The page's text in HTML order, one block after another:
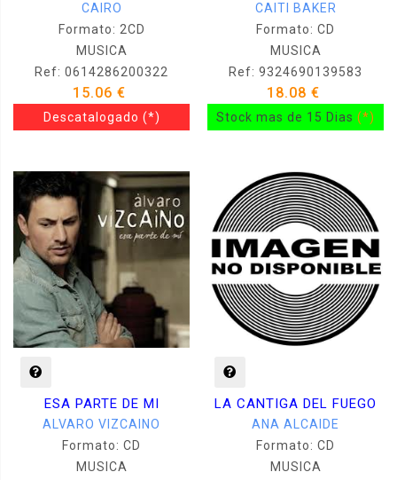
CAIRO
Formato: 2CD
MUSICA
Ref: 0614286200322
15.06 €
Descatalogado (*)
CAITI BAKER
Formato: CD
MUSICA
Ref: 9324690139583
18.08 €
Stock mas de 15 Dias (*)
ESA PARTE DE MI
ALVARO VIZCAINO
Formato: CD
MUSICA
LA CANTIGA DEL FUEGO
ANA ALCAIDE
Formato: CD
MUSICA